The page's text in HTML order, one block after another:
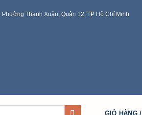
Thạnh Xuân, Quận 12, TP Hồ Chí Minh
GIỎ HÀNG /